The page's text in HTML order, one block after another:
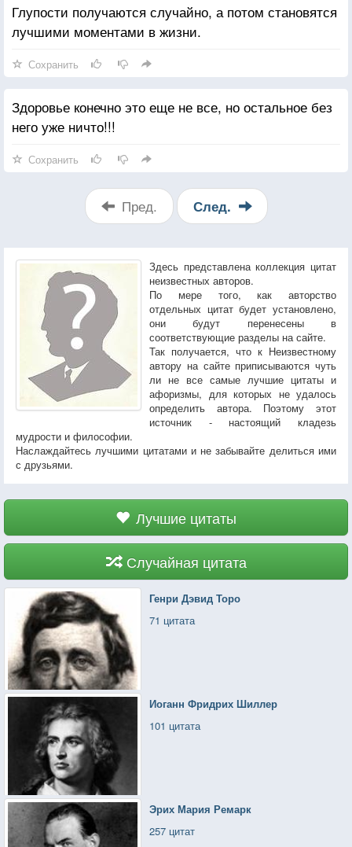
Глупости получаются случайно, а потом становятся
лучшими моментами в жизни.
Сохранить
Здоровье конечно это еще не все, но остальное без
него уже ничто!!!
Сохранить
Пред. След.
Здесь представлена коллекция цитат
неизвестных авторов.
По мере того, как авторство
отдельных цитат будет установлено,
они будут перенесены в
соответствующие разделы на сайте.
Так получается, что к Неизвестному
автору на сайте приписываются чуть
ли не все самые лучшие цитаты и
афоризмы, для которых не удалось
определить автора. Поэтому этот
источник - настоящий кладезь
мудрости и философии.
Наслаждайтесь лучшими цитатами и не забывайте делиться ими
с друзьями.
Лучшие цитаты
Случайная цитата
Генри Дэвид Торо
71 цитата
Иоганн Фридрих Шиллер
101 цитата
Эрих Мария Ремарк
257 цитат